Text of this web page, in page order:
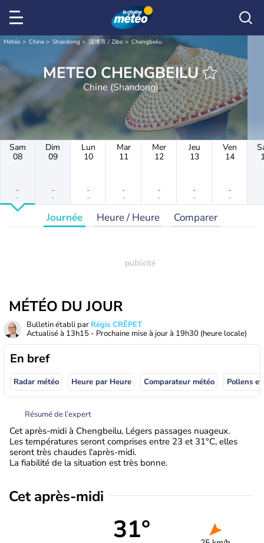
Météo Chine Shandong 淄博市 / Zibo Chengbeilu
METEO CHENGBEILU
Chine (Shandong)
Sam
08
-
-
Dim
09
-
-
Lun
10
-
-
Mar
11
-
-
Mer
12
-
-
Jeu
13
-
-
Ven
14
-
-
Journée Heure / Heure Comparer
MÉTÉO DU JOUR
Bulletin établi par Régis CRÊPET
Actualisé à 13h15 - Prochaine mise à jour à 19h30 (heure locale)
En bref
Radar météo Heure par Heure Comparateur météo Pollens
Résumé de l’expert
Cet après-midi à Chengbeilu, Légers passages nuageux.
Les températures seront comprises entre 23 et 31°C, elles
seront très chaudes l'après-midi.
La fiabilité de la situation est très bonne.
Cet après-midi
31°